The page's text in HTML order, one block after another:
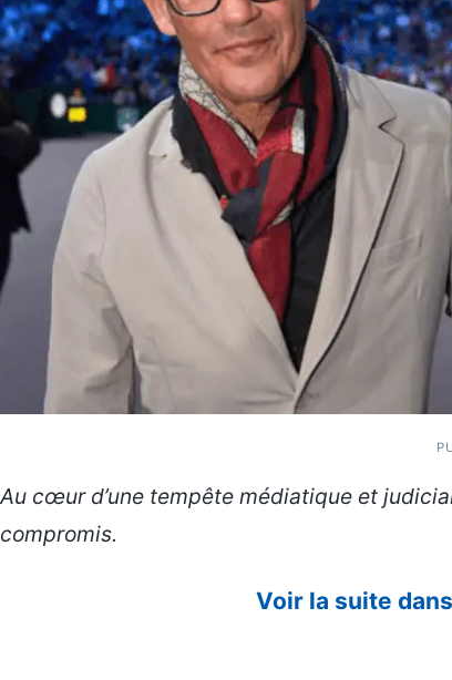
Au cœur d’une tempête médiatique et
compromis.
Voir la suite